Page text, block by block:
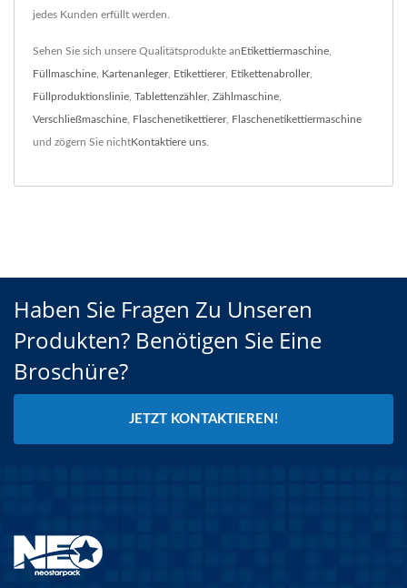
jedes Kunden erfüllt werden.
Sehen Sie sich unsere Qualitätsprodukte anEtikettiermaschine
Füllmaschine Kartenanleger, Etikettierer, Etikettenabroller,
Füllproduktionslinie Tablettenzähler, Zählmaschine
Verschließmaschine Flaschenetikettierer, Flaschenetikettiermaschine
und zögern Sie nichtKontaktiere uns
Haben Sie Fragen Zu Unseren
Produkten? Benötigen Sie Eine
Broschüre?
JETZT KONTAKTIEREN!